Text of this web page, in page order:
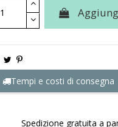
Tempi e costi di consegna
Spedizione gratuita a